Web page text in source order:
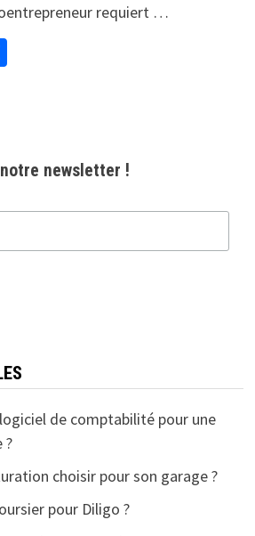
requiert …
Partager
newsletter !
de comptabilité pour une
?
choisir pour son garage ?
pour Diligo ?